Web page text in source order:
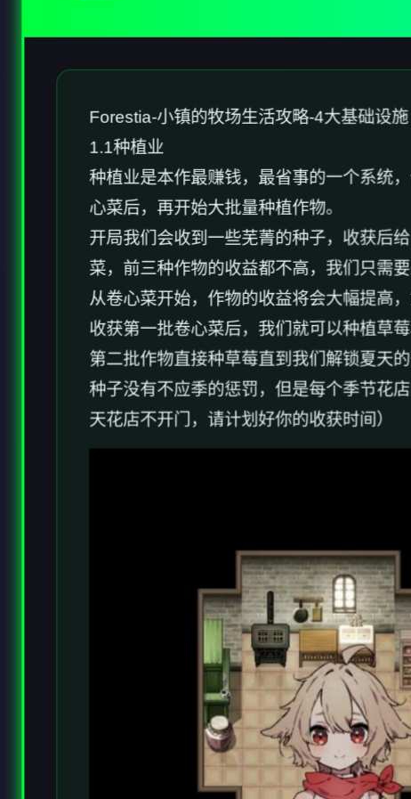
Forestia-小镇的牧场生活攻略-4大基础设施
1.1种植业
种植业是本作最赚钱，最省事的一个系统
心菜后，再开始大批量种植作物。
开局我们会收到一些芜菁的种子，收获后
菜，前三种作物的收益都不高，我们只需要
从卷心菜开始，作物的收益将会大幅提高
收获第一批卷心菜后，我们就可以种植草
第二批作物直接种草莓直到我们解锁夏天
种子没有不应季的惩罚，但是每个季节花
天花店不开门，请计划好你的收获时间）